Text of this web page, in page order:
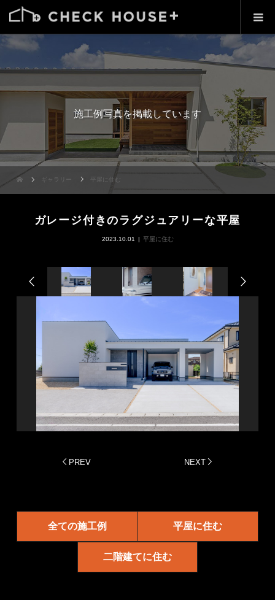
施工例写真を掲載しています
ギャラリー 平屋に住む
ガレージ付きのラグジュアリーな平屋
2023.10.01 平屋に住む
PREV NEXT
全ての施工例 平屋に住む
二階建てに住む